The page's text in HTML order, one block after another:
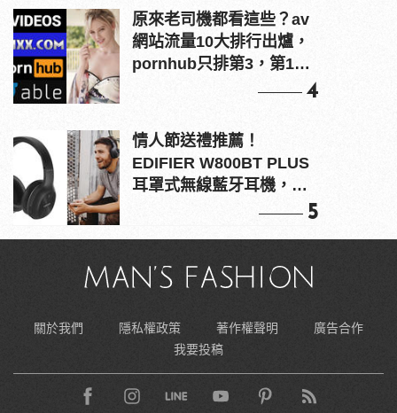
原來老司機都看這些？av
網站流量10大排行出爐，
pornhub只排第3，第1名
4
情人節送禮推薦！
EDIFIER W800BT PLUS
耳罩式無線藍牙耳機，在
5
關於我們 隱私權政策 著作權聲明
廣告合作
我要投稿